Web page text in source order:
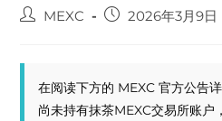
PostMEXC
Post2026年3月9日
在阅读下方的 MEXC 官方公告
尚未持有抹茶MEXC交易所账户